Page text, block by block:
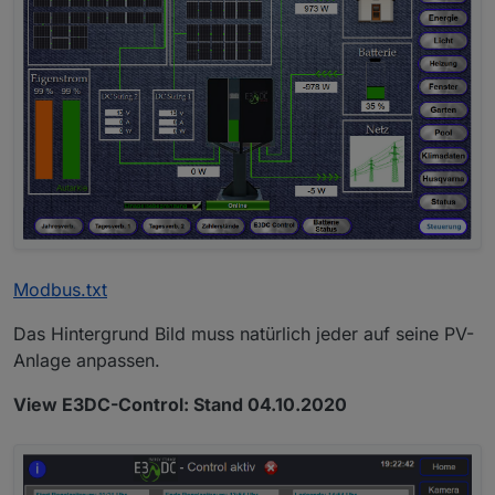
Modbus.txt
Das Hintergrund Bild muss natürlich jeder auf seine PV-
Anlage anpassen.
View E3DC-Control: Stand 04.10.2020